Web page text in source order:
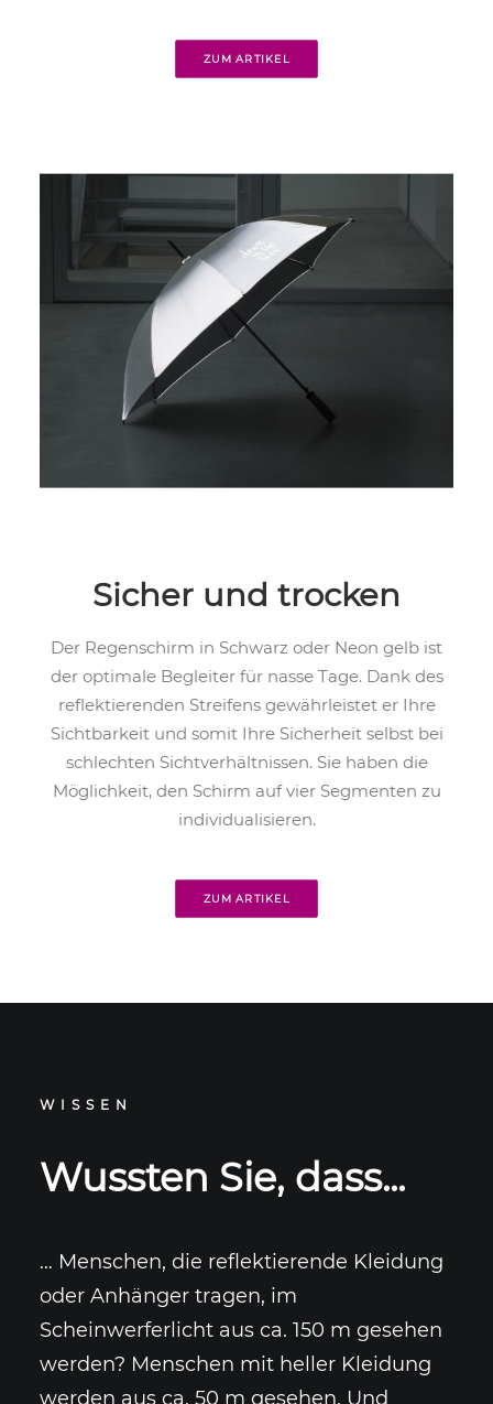
ZUM ARTIKEL
Sicher und trocken
Der Regenschirm in Schwarz oder Neon gelb ist
der optimale Begleiter für nasse Tage. Dank des
reflektierenden Streifens gewährleistet er Ihre
Sichtbarkeit und somit Ihre Sicherheit selbst bei
schlechten Sichtverhältnissen. Sie haben die
Möglichkeit, den Schirm auf vier Segmenten zu
individualisieren.
ZUM ARTIKEL
WISSEN
Wussten Sie, dass...
… Menschen, die reflektierende Kleidung
oder Anhänger tragen, im
Scheinwerferlicht aus ca. 150 m gesehen
werden? Menschen mit heller Kleidung
werden aus ca. 50 m gesehen. Und